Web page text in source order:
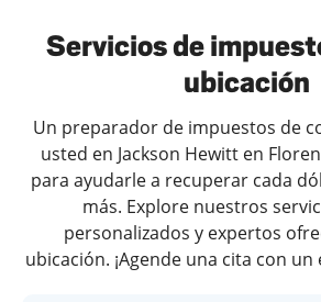
Servicios de
ubicación
Un preparador de impuestos de
usted en Jackson Hewitt en
para ayudarle a recuperar cada
más. Explore nuestros
personalizados y expertos
ubicación. ¡Agende una cita con